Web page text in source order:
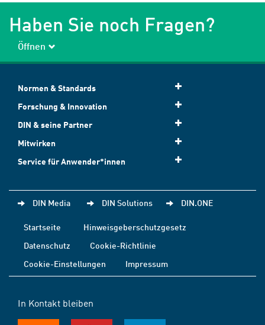
Haben Sie noch Fragen?
Öffnen
Normen & Standards
Forschung & Innovation
DIN & seine Partner
Mitwirken
Service für Anwender*innen
DIN Media DIN Solutions DIN.ONE
Startseite
Hinweisgeberschutzgesetz
Datenschutz
Cookie-Richtlinie
Cookie-Einstellungen
Impressum
In Kontakt bleiben